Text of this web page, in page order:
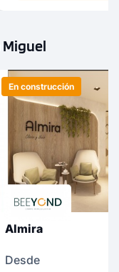
En construcción
Almira
Desde